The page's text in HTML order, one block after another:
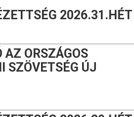
2026.31.HÉT
AZ ORSZÁGOS
SZÖVETSÉG ÚJ